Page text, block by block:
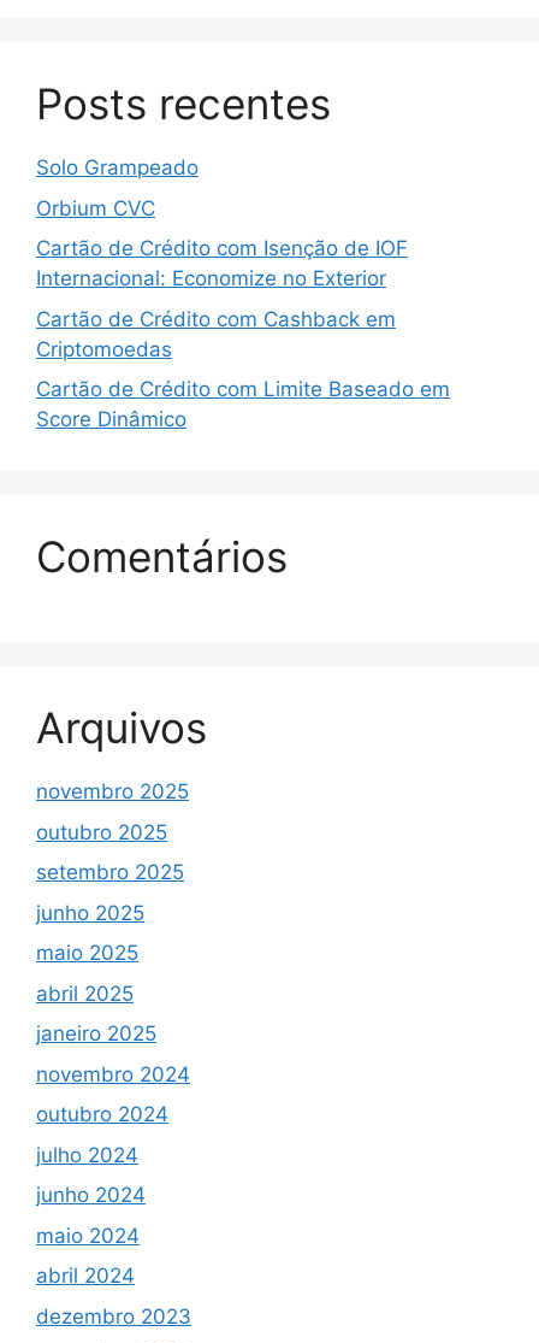
Posts recentes
Solo Grampeado
Orbium CVC
Cartão de Crédito com Isenção de IOF
Internacional: Economize no Exterior
Cartão de Crédito com Cashback em
Criptomoedas
Cartão de Crédito com Limite Baseado em
Score Dinâmico
Comentários
Arquivos
novembro 2025
outubro 2025
setembro 2025
junho 2025
maio 2025
abril 2025
janeiro 2025
novembro 2024
outubro 2024
julho 2024
junho 2024
maio 2024
abril 2024
dezembro 2023